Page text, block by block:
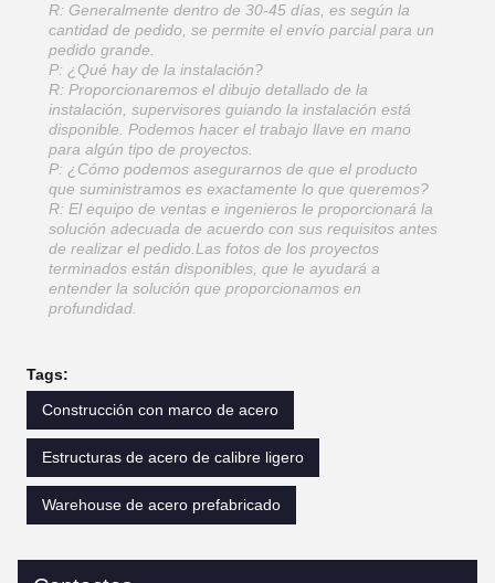
R: Generalmente dentro de 30-45 días, es según la
cantidad de pedido, se permite el envío parcial para un
pedido grande.
P: ¿Qué hay de la instalación?
R: Proporcionaremos el dibujo detallado de la
instalación, supervisores guiando la instalación está
disponible. Podemos hacer el trabajo llave en mano
para algún tipo de proyectos.
P: ¿Cómo podemos asegurarnos de que el producto
que suministramos es exactamente lo que queremos?
R: El equipo de ventas e ingenieros le proporcionará la
solución adecuada de acuerdo con sus requisitos antes
de realizar el pedido.Las fotos de los proyectos
terminados están disponibles, que le ayudará a
entender la solución que proporcionamos en
profundidad.
Tags:
Construcción con marco de acero
Estructuras de acero de calibre ligero
Warehouse de acero prefabricado